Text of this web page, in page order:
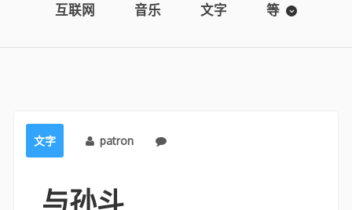
互联网 音乐 文字 等
文字 patron
与孙斗